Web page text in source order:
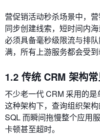
营促销活动秒杀场景中，
同步创建线索，短时间内
必须具备毫秒级限流与排
满，所有上游服务都会受到
1.2 传统 CRM 架构
不少老一代 CRM 采用的
这种架构下，查询组织架
SQL 而瞬间拖慢整个应用
卡顿甚至超时。